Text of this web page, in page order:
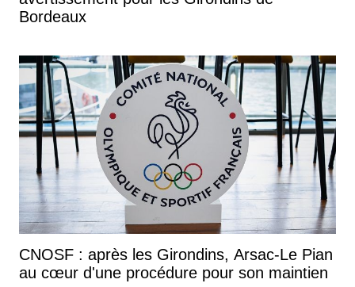
Bordeaux
CNOSF : après les Girondins, Arsac-Le Pian
au cœur d'une procédure pour son maintien